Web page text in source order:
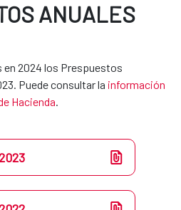
ANUALES
en 2024 los Prespuestos
Puede consultar la información
Hacienda.​​​​​​​